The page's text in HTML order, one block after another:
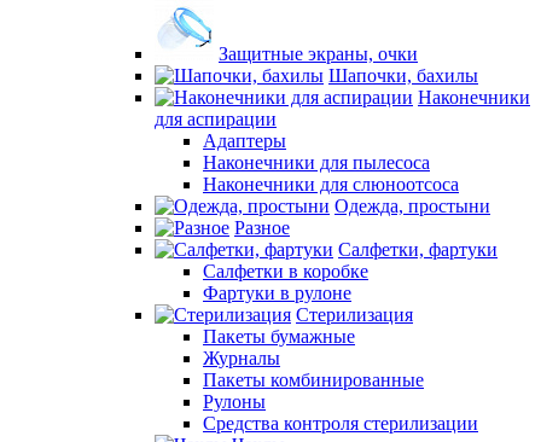
Защитные экраны, очки
Шапочки, бахилы
Наконечники
для аспирации
Адаптеры
Наконечники для пылесоса
Наконечники для слюноотсоса
Одежда, простыни
Разное
Салфетки, фартуки
Салфетки в коробке
Фартуки в рулоне
Стерилизация
Пакеты бумажные
Журналы
Пакеты комбинированные
Рулоны
Средства контроля стерилизации